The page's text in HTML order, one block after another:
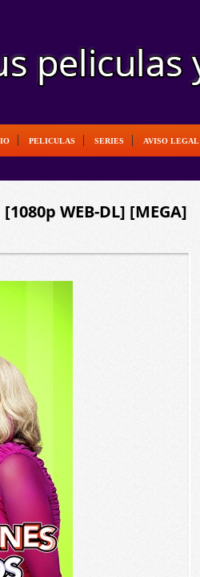
PELICULAS SERIES AVISO LEGAL
WEB-DL] [MEGA]